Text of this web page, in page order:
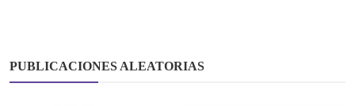
PUBLICACIONES ALEATORIAS